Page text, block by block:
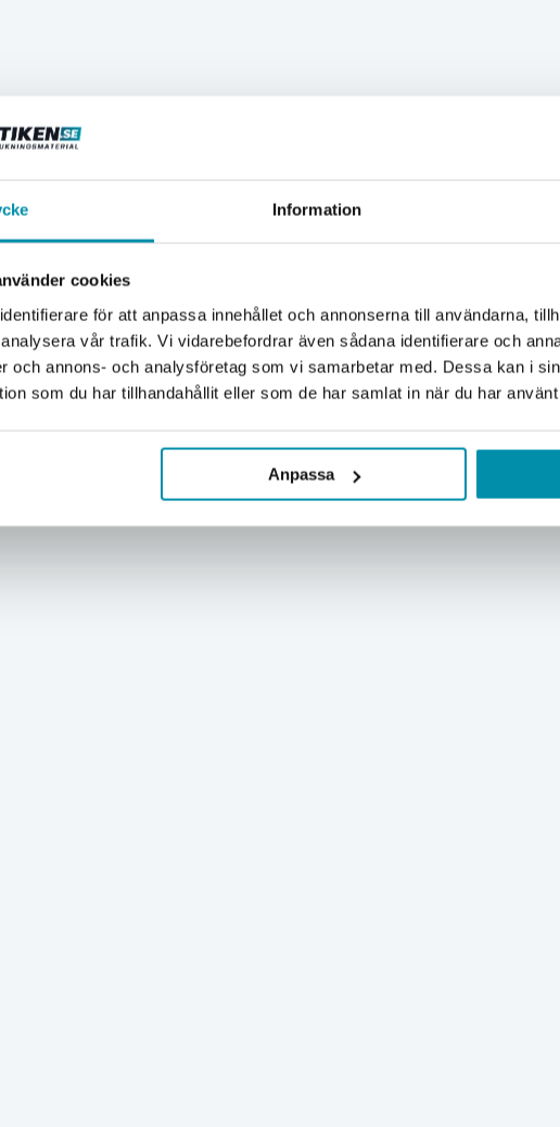
Information
cookies
för att anpassa innehållet och annonserna till användarna,
vår trafik. Vi vidarebefordrar även sådana identifierare och
och annons- och analysföretag som vi samarbetar med. Dessa kan i
som du har tillhandahållit eller som de har samlat in när du har
Anpassa
Välkommen till Proffsbutiken
Företag
Exkl. moms
Privat
Inkl. moms